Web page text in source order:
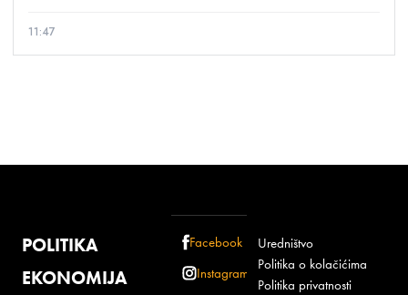
11:47
POLITIKA
EKONOMIJA
Facebook
Instagram
Uredništvo
Politika o kolačićima
Politika privatnosti